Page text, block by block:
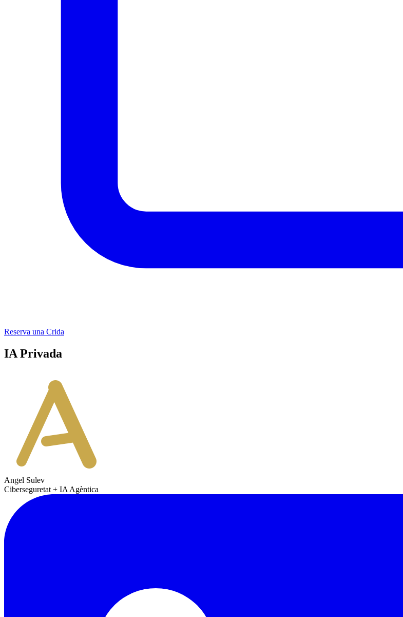
Reserva una Crida
IA Privada
Angel Sulev
Ciberseguretat + IA Agèntica